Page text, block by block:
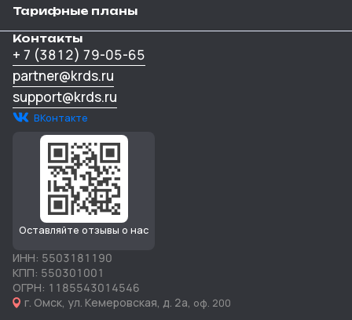
Контакты
+ 7 (3812) 79-05-65
partner@krds.ru
support@krds.ru
ВКонтакте
Оставляйте отзывы о нас
ИНН: 5503181190
КПП: 550301001
ОГРН: 1185543014546
г. Омск, ул. Кемеровская, д. 2а, оф. 200
Тарифные планы